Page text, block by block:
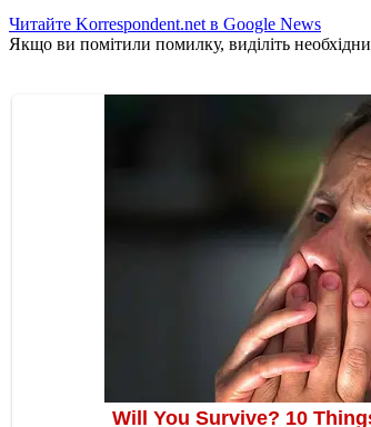
Читайте Korrespondent.net в Google News
Якщо ви помітили помилку, виділіть